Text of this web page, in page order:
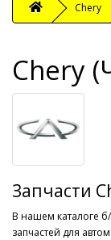
Chery
Chery
Запчасти
В нашем каталоге
запчастей для